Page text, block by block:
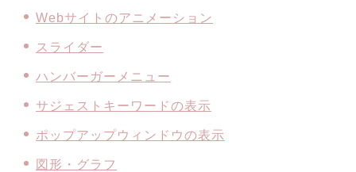
Webサイトのアニメーション
スライダー
ハンバーガーメニュー
サジェストキーワードの表示
ポップアップウィンドウの表示
図形・グラフ